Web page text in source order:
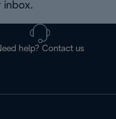
inbox.
help? Contact us